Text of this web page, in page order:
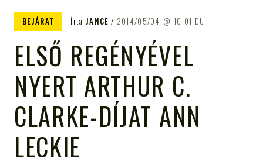
OLVASÓTEREM.COM – AZ
EGÉSZSÉGES OLVASÁS
TÁMOGATÓJA
BEJÁRAT Írta JANCE 2014/05/04 10:01 DU.
ELSŐ REGÉNYÉVEL
NYERT ARTHUR C.
CLARKE-DÍJAT ANN
LECKIE